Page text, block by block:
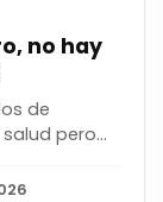
no hay
de
pero